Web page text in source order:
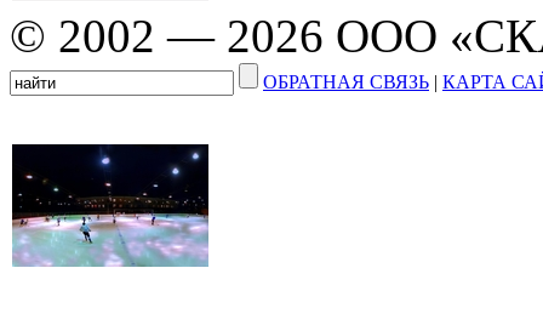
© 2002 — 2026 ООО
ОБРАТНАЯ СВЯЗЬ | КАРТА